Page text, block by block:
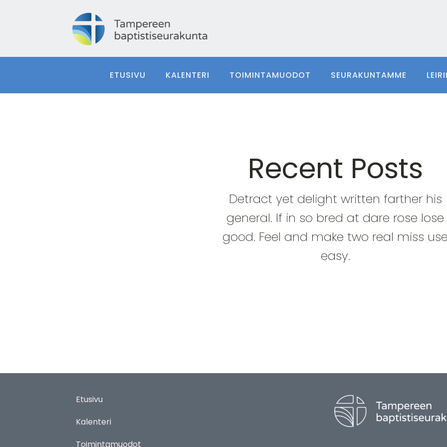
ETUSIVU KALENTERI TOIMINTAMUODOT SEURAKUNTAMME
Recent Posts
Detract yet delight written farther his
general. If in so bred at dare rose lose
good. Feel and make two real miss
easy.
Etusivu
Kalenteri
Toimintamuodot